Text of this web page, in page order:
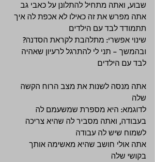
שבוע, ואתה מתחיל להתלונן על כאבי גב
אתה מפרש את זה כאילו לא אכפת לה איך
תתמודד לבד עם הילדים
שינוי אפשרי: מתלהבת לקראת הסדנה?
ובהמשך – תני לי להתרגל לרעיון שאהיה
לבד עם הילדים
אתה מנסה לשנות את מצב הרוח הקשה
שלה
לדוגמא: היא מספרת שמשעמם לה
בעבודה, ואתה מסביר לה שהיא צריכה
לשמוח שיש לה עבודה
אתה אולי חושב שהיא מאשימה אותך
בקושי שלה